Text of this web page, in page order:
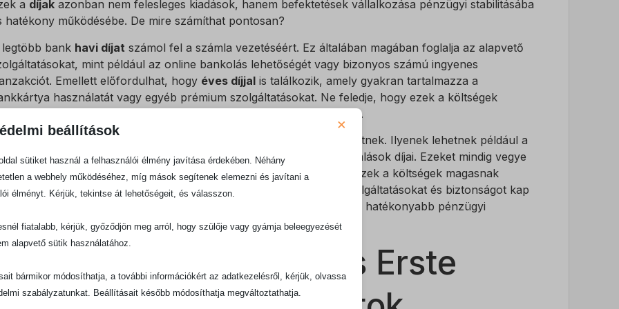
a díjak azonban nem felesleges kiadások, hanem befektetések vállalkozása pénzügyi stabilitásába
hatékony működésébe. De mire számíthat pontosan?
legtöbb bank havi díjat számol fel a számla vezetéséért. Ez általában magában foglalja az alapvető
mint például az online bankolás lehetőségét vagy bizonyos számú ingyenes
Emellett előfordulhat, hogy éves díjjal is találkozik, amely gyakran tartalmazza a
használatát vagy egyéb prémium szolgáltatásokat. Ne feledje, hogy ezek a költségek
változhatnak, így érdemes több ajánlatot összehasonlítani.
megjegyezni, hogy a díjak mellett egyéb költségek is felmerülhetnek. Ilyenek lehetnek például a
díjak, a készpénzfelvétel költségei vagy a nemzetközi átutalások díjai. Ezeket mindig vegye
amikor a vállalkozása pénzügyi terveit készíti. Bár elsőre ezek a költségek magasnak
gondoljon arra, hogy cserébe professzionális pénzügyi szolgáltatásokat és biztonságot kap
számára. Hosszú távon ez a befektetés bőven megtérül a hatékonyabb pénzügyi
és a megbízható banki háttér formájában.
Bank, K&H Bank és Erste
beállítások ×
sütiket használ a felhasználói élmény javítása érdekében. Néhány
a webhely működéséhez, míg mások segítenek elemezni és javítani a
élményt. Kérjük, tekintse át lehetőségeit, és válasszon.
fiatalabb, kérjük, győződjön meg arról, hogy szülője vagy gyámja beleegyezését
alapvető sütik használatához.
bármikor módosíthatja, a további információkért az adatkezelésről, kérjük, olvassa
szabályzatunkat. Beállításait később módosíthatja megváltoztathatja.